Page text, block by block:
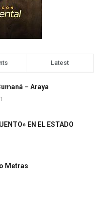
Latest
– Araya
EN EL ESTADO
Metras